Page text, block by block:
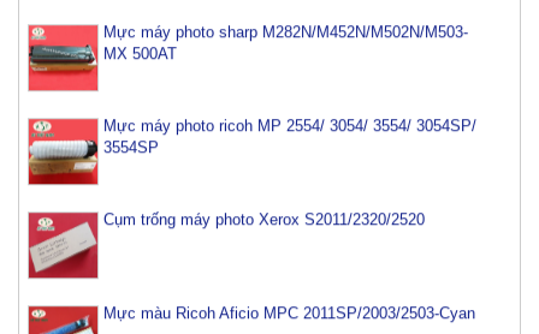
MX 500AT
3554SP